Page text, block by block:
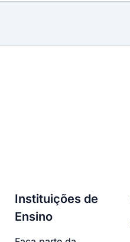
Instituições de
Ensino